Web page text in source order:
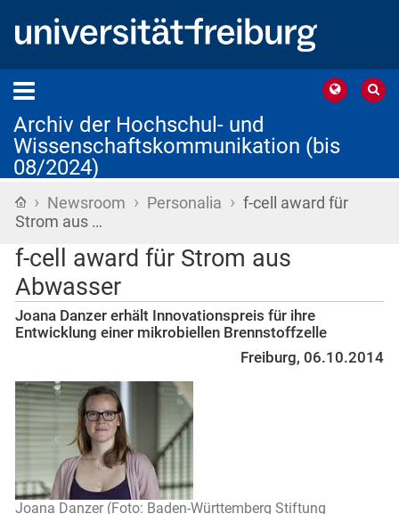
Archiv der Hochschul- und
Wissenschaftskommunikation (bis
08/2024)
Startseite
› Newsroom › Personalia › f-cell award für
Strom aus …
f-cell award für Strom aus
Abwasser
Joana Danzer erhält Innovationspreis für ihre
Entwicklung einer mikrobiellen Brennstoffzelle
Freiburg, 06.10.2014
Joana Danzer (Foto: Baden-Württemberg Stiftung